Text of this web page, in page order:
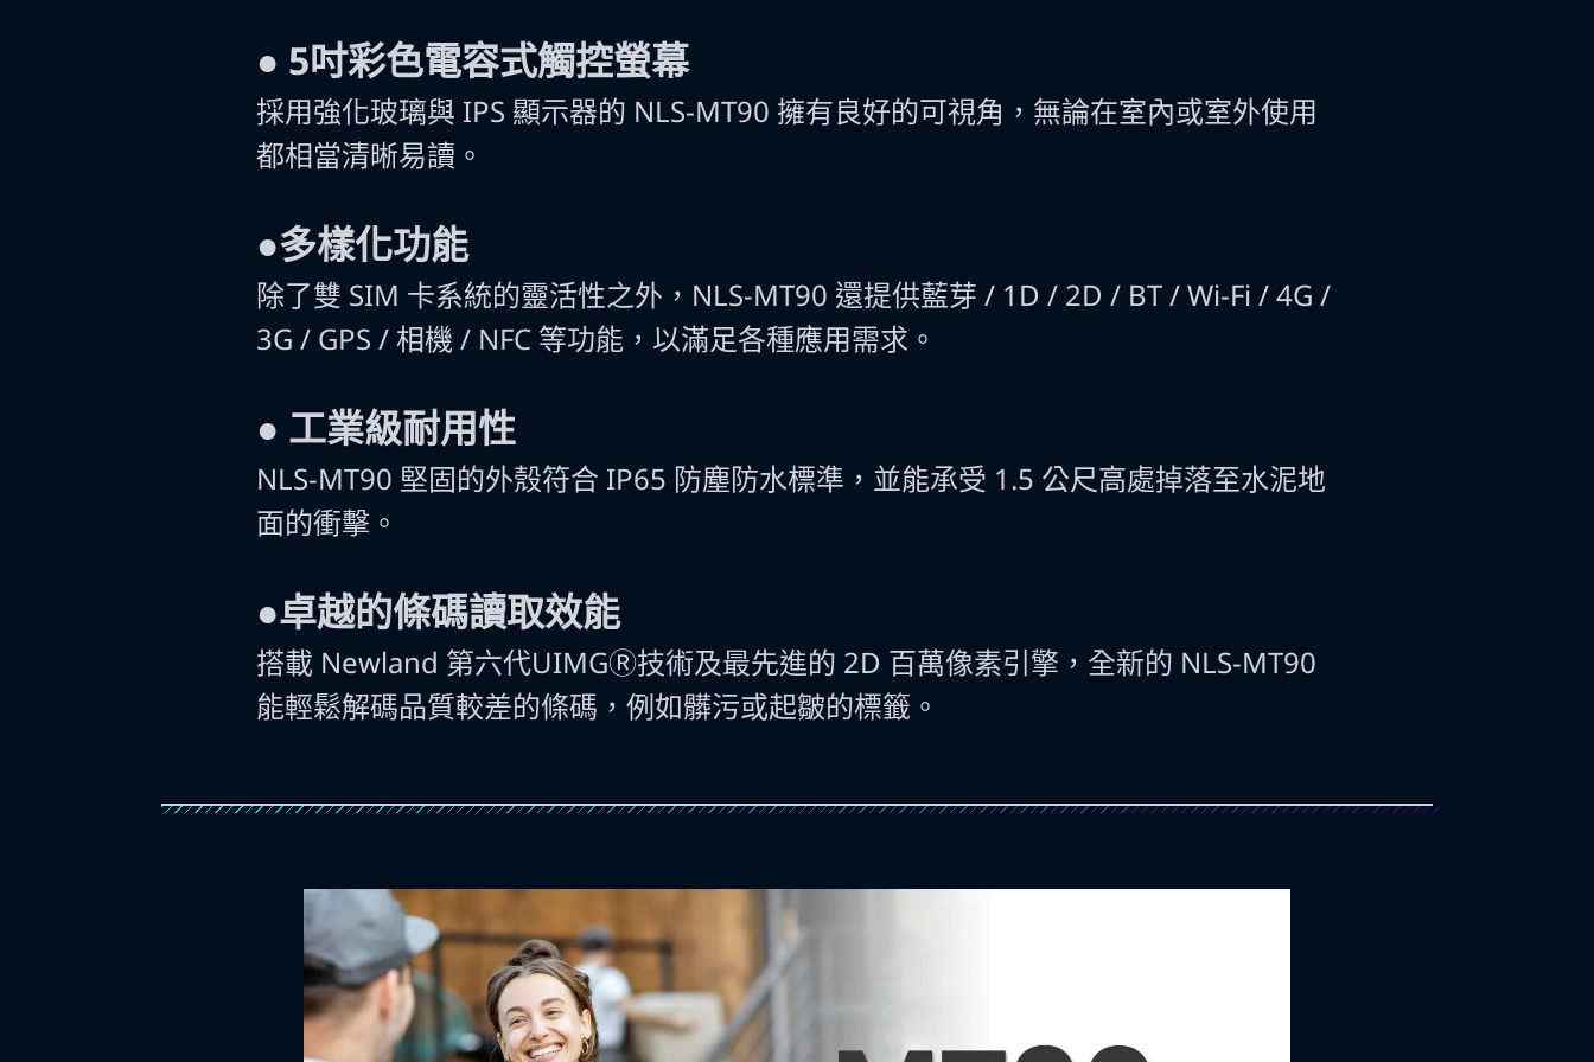
● 5吋彩色電容式觸控螢幕
採用強化玻璃與 IPS 顯示器的 NLS-MT90 擁有良好的可視角，無論在室內或室外使用
都相當清晰易讀。
●多樣化功能
除了雙 SIM 卡系統的靈活性之外，NLS-MT90 還提供藍芽 / 1D / 2D / BT / Wi-Fi / 4G /
3G / GPS / 相機 / NFC 等功能，以滿足各種應用需求。
● 工業級耐用性
NLS-MT90 堅固的外殼符合 IP65 防塵防水標準，並能承受 1.5 公尺高處掉落至水泥地
面的衝擊。
●卓越的條碼讀取效能
搭載 Newland 第六代UIMGⓇ技術及最先進的 2D 百萬像素引擎，全新的 NLS-MT90
能輕鬆解碼品質較差的條碼，例如髒污或起皺的標籤。